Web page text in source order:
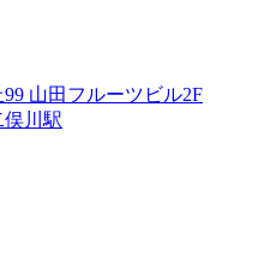
山田フルーツビル2F
川駅